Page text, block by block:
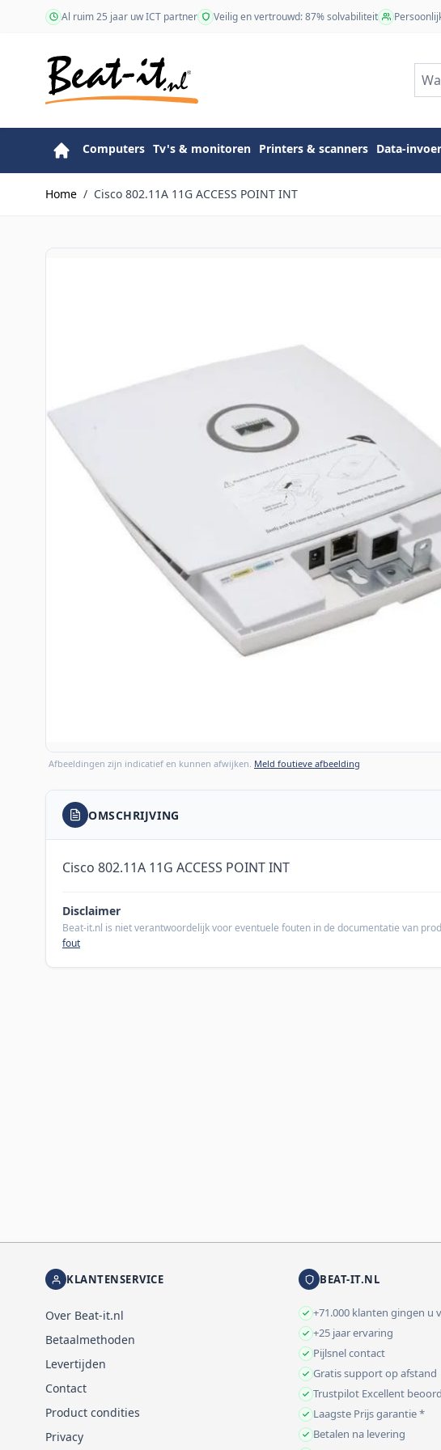
Ga naar de inhoudAl ruim 25 jaar uw ICT partner Veilig en vertrouwd: 87% solvabiliteit
Computers Tv's & monitoren Printers & scanners Data-invoer
Home / Cisco 802.11A 11G ACCESS POINT INT
Afbeeldingen zijn indicatief en kunnen afwijken. Meld foutieve afbeelding
OMSCHRIJVING
Cisco 802.11A 11G ACCESS POINT INT
Disclaimer
Beat-it.nl is niet verantwoordelijk voor eventuele fouten in de documentatie van
fout
KLANTENSERVICE
Over Beat-it.nl
Betaalmethoden
Levertijden
Contact
Product condities
Privacy
BEAT-IT.NL
+71.000 klanten gingen u
+25 jaar ervaring
Pijlsnel contact
Gratis support op afstand
Trustpilot Excellent
Laagste Prijs garantie *
Betalen na levering